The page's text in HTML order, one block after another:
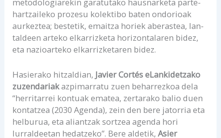
metodologiarekin garatutako hausnarketa parte-
hartzaileko prozesu kolektibo baten ondorioak
aurkeztea; bestetik, emaitza horiek aberastea, lan-
taldeen arteko elkarrizketa horizontalaren bidez,
eta nazioarteko elkarrizketaren bidez.
Hasierako hitzaldian, Javier Cortés eLankidetzako
zuzendariakazpimarratu zuen beharrezkoa dela
“herritarrei kontuak ematea, zertarako balio duen
kontatzea (2030 Agenda), zein den bere jatorria eta
helburua, eta aliantzak sortzea agenda hori
lurraldeetan hedatzeko”. Bere aldetik,Asier